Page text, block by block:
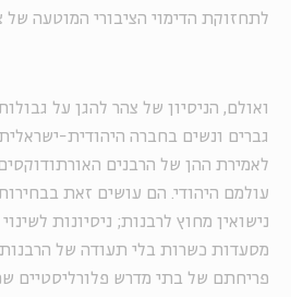
לתחזוקת הדימוי הציבורי המוטעה של
ואולם, הניסיון של צהר להגן על
גברים ונשים בחברה היהודית-
לאמירת ההן של הרבנים
עולמם היהודי. הם עושים זאת
נישואין מחוץ לרבנות; ניסיונות
מסעדות כשרות בלי תעודה של
פריחתם של בתי מדרש פלורליסטיים